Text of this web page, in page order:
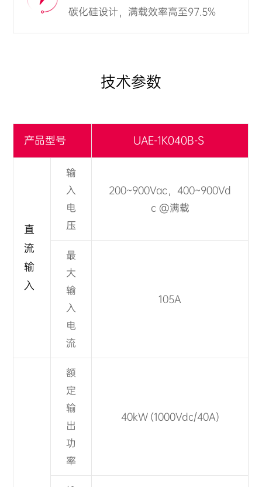
碳化硅设计，满载效率高至97.5%
技术参数
产品型号 UAE-1K040B-S
直
流
输
入
输
入
电
压
200~900Vac，400~900Vd
c @满载
最
大
输
入
电
流
105A
额
定
输
出
功
率
40kW (1000Vdc/40A)